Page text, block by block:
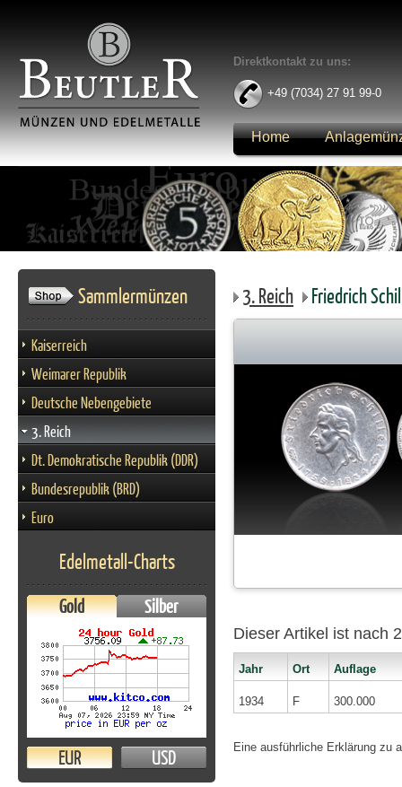
Direktkontakt zu uns:
+49 (7034) 27 91 99-0
Home
Anmelden
Sammlermünzen
Kaiserreich
Weimarer Republik
Deutsche Nebengebiete
3. Reich
Dt. Demokratische Republik (DDR)
Bundesrepublik (BRD)
Euro
Edelmetall-Charts
Gold Silber
EUR USD
3. Reich Friedrich
Dieser Artikel ist nach
Jahr Ort Auflage
1934 F 300.000
Eine ausführliche Erklärung zu